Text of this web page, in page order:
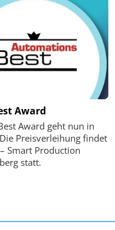
Award
Award geht nun in
Preisverleihung findet
Smart Production
statt.
(PI) SE
CO. KG
Laserlinks für LEO-
Blitzschnelle
PI-Kippspiegeln!